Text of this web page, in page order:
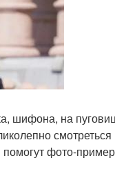
шифона, на
фото-